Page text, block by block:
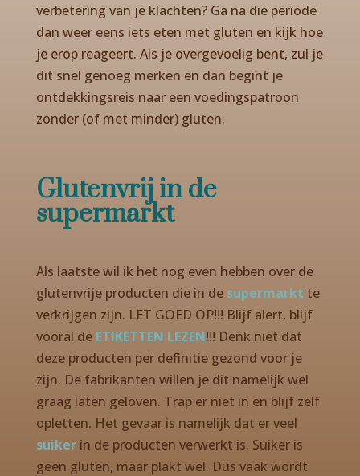
verbetering van je klachten? Ga na die periode
dan weer eens iets eten met gluten en kijk hoe
je erop reageert. Als je overgevoelig bent, zul je
dit snel genoeg merken en dan begint je
ontdekkingsreis naar een voedingspatroon
zonder (of met minder) gluten.
Glutenvrij in de
supermarkt
Als laatste wil ik het nog even hebben over de
glutenvrije producten die in de supermarkt te
verkrijgen zijn. LET GOED OP!!! Blijf alert, blijf
vooral de ETIKETTEN LEZEN!!! Denk niet dat
deze producten per definitie gezond voor je
zijn. De fabrikanten willen je dit namelijk wel
graag laten geloven. Trap er niet in en blijf zelf
opletten. Het gevaar is namelijk dat er veel
suikerin de producten verwerkt is. Suiker is
geen gluten, maar plakt wel. Dus vaak wordt